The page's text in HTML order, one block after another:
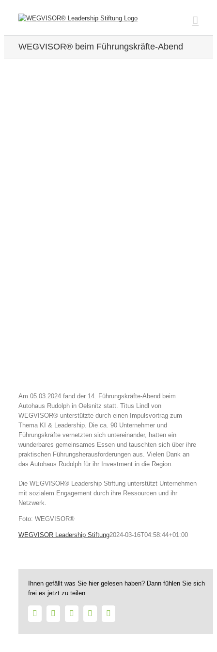
WEGVISOR® beim Führungskräfte-Abend
Am 05.03.2024 fand der 14. Führungskräfte-Abend beim
Autohaus Rudolph in Oelsnitz statt. Titus Lindl von
WEGVISOR® unterstützte durch einen Impulsvortrag zum
Thema KI & Leadership. Die ca. 90 Unternehmer und
Führungskräfte vernetzten sich untereinander, hatten ein
wunderbares gemeinsames Essen und tauschten sich über ihre
praktischen Führungsherausforderungen aus. Vielen Dank an
das Autohaus Rudolph für ihr Investment in die Region.
Die WEGVISOR® Leadership Stiftung unterstützt Unternehmen
mit sozialem Engagement durch ihre Ressourcen und ihr
Netzwerk.
Foto: WEGVISOR®
WEGVISOR Leadership Stiftung2024-03-16T04:58:44+01:00
Ihnen gefällt was Sie hier gelesen haben? Dann fühlen Sie sich
frei es jetzt zu teilen.
FacebookTwitter LinkedInWhatsApp
Mail